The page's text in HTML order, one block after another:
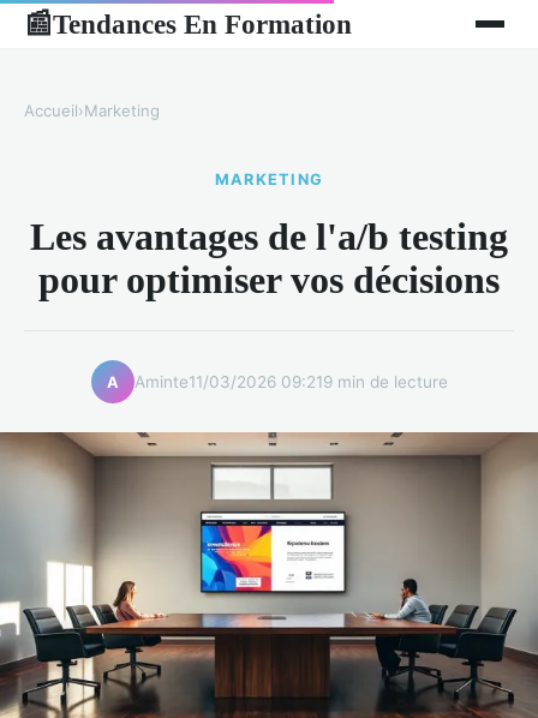
📰Tendances En Formation
Accueil›Marketing
MARKETING
Les avantages de l'a/b testing
pour optimiser vos décisions
A Aminte11/03/2026 09:219 min de lecture